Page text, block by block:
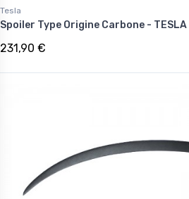
Tesla
Spoiler Type Origine Carbone - TESLA
231,90 €